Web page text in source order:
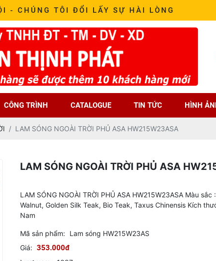
- CHÚNG TÔI ĐỔI LẤY SỰ HÀI LÒNG
CÔNG TRÌNH CATALOGUE TIN TỨC HÌNH
LAM SÓNG NGOÀI TRỜI PHỦ ASA HW215W23ASA
LAM SÓNG NGOÀI TRỜI PHỦ ASA
LAM SÓNG NGOÀI TRỜI PHỦ ASA HW215W23ASA Màu
Walnut, Golden Silk Teak, Bio Teak, Taxus Chinensis Kích
Nam
Mã sản phẩm:
Lam sóng HW215W23AS
Giá: 353.000đ